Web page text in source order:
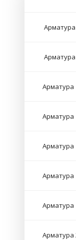
Арматура
Арматура
Арматура
Арматура
Арматура
Арматура